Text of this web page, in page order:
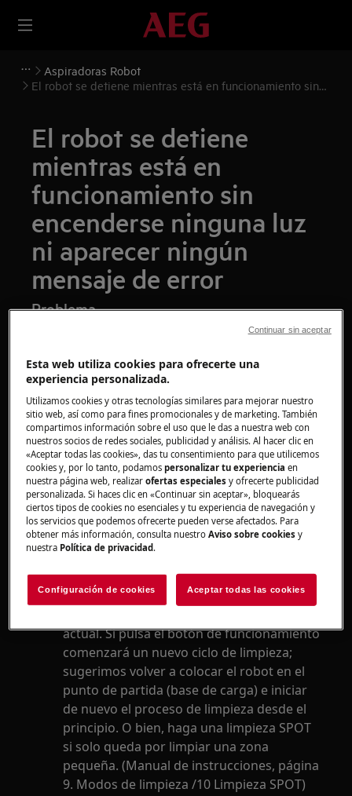
Aspiradoras Robot
El robot se detiene mientras está en funcionamiento sin
El robot se detiene
mientras está en
funcionamiento sin
encenderse ninguna luz
ni aparecer ningún
mensaje de error
Problema
El robot se detiene mientras está en
funcionamiento sin encenderse ninguna
luz ni aparecer ningún mensaje de error
Se aplica a
aspirador robot
Solución
Las baterías no están cargadas. (Pantalla
en blanco); recárguelas.
También puede detenerse si un error
interno ha provocado un reinicio del
sistema. (La pantalla funciona)
actual. Si pulsa el botón de funcionamiento
comenzará un nuevo ciclo de limpieza;
sugerimos volver a colocar el robot en el
punto de partida (base de carga) e iniciar
de nuevo el proceso de limpieza desde el
principio. O bien, haga una limpieza SPOT
si solo queda por limpiar una zona
pequeña. (Manual de instrucciones, página
9. Modos de limpieza /10 Limpieza SPOT)
Esta web utiliza cookies para ofrecerte una
experiencia personalizada.
Utilizamos cookies y otras tecnologías similares para mejorar nuestro
sitio web, así como para fines promocionales y de marketing. También
compartimos información sobre el uso que le das a nuestra web con
nuestros socios de redes sociales, publicidad y análisis. Al hacer clic en
«Aceptar todas las cookies», das tu consentimiento para que utilicemos
cookies y, por lo tanto, podamospersonalizar tu experienciaen
nuestra página web, realizarofertas especiales y ofrecerte publicidad
personalizada. Si haces clic en «Continuar sin aceptar», bloquearás
ciertos tipos de cookies no esenciales y tu experiencia de navegación y
los servicios que podemos ofrecerte pueden verse afectados. Para
obtener más información, consulta nuestroAviso sobre cookies y
nuestra Política de privacidad .
Configuración de cookies Aceptar todas las cookies
Continuar sin aceptar